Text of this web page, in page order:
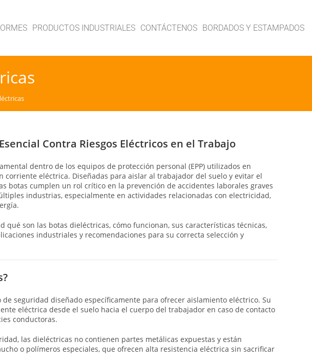
PRODUCTOS INDUSTRIALES CONTÁCTENOS BORDADOS Y ESTAMPADOS
Contra Riesgos Eléctricos en el Trabajo
dentro de los equipos de protección personal (EPP) utilizados en
corriente eléctrica. Diseñadas para aislar al trabajador del suelo y evitar el
botas cumplen un rol crítico en la prevención de accidentes laborales graves
industrias, especialmente en actividades relacionadas con electricidad,
qué son las botas dieléctricas, cómo funcionan, sus características técnicas,
industriales y recomendaciones para su correcta selección y
seguridad diseñado específicamente para ofrecer aislamiento eléctrico. Su
eléctrica desde el suelo hacia el cuerpo del trabajador en caso de contacto
conductoras.
las dieléctricas no contienen partes metálicas expuestas y están
o polímeros especiales, que ofrecen alta resistencia eléctrica sin sacrificar